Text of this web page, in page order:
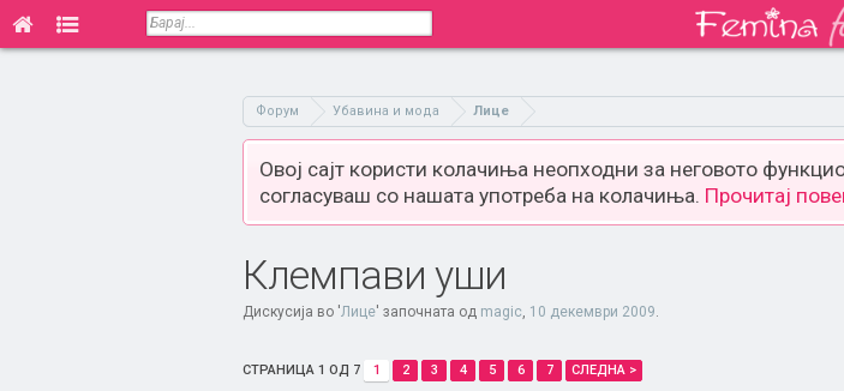
Форум Убавина и мода Лице
Овој сајт користи колачиња неопходни за неговото
согласуваш со нашата употреба на колачиња. Прочитај
Клемпави уши
Дискусија во 'Лице' започната од magic, 10 декември 2009.
СТРАНИЦА 1 ОД 7 1 2 3 4 5 6 7 СЛЕДНА >